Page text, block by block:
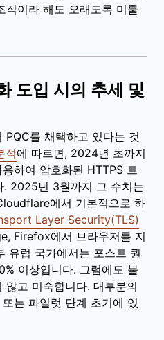
직이라 해도 오래도록 미룰
도입 시의 추세 및
PQC를 채택하고 있다는 것
석에 따르면, 2024년 초까지
하여 암호화된 HTTPS 트
. 2025년 3월까지 그 수치는
에서 기본적으로 하
Layer Security(TLS)
Firefox에서 브라우저를 지
유럽 국가에서는 포스트 퀀
이상입니다. 그럼에도 불
고 미숙합니다. 대부분의
는 파일럿 단계 초기에 있